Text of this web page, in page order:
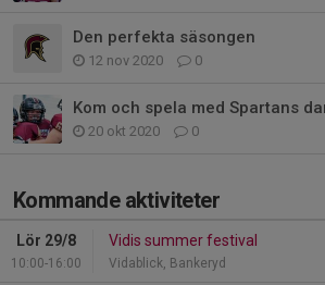
Den perfekta säsongen
12 nov 2020 0
Kom och spela med Spartans
20 okt 2020 0
Kommande aktiviteter
Lör 29/8
10:00-16:00
Vidis summer festival
Vidablick, Bankeryd